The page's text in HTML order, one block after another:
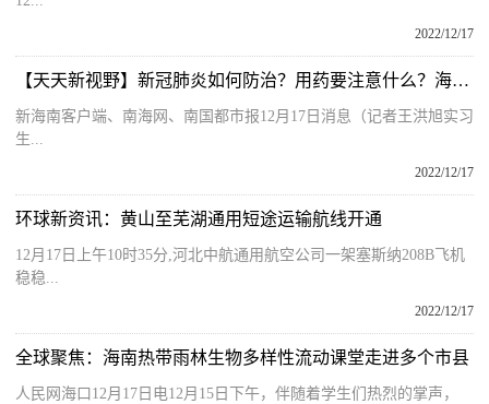
2022/12/17
【天天新视野】新冠肺炎如何防治？用药要注意什么？海南专家权威解答
新海南客户端、南海网、南国都市报12月17日消息（记者王洪旭实习
生...
2022/12/17
环球新资讯：黄山至芜湖通用短途运输航线开通
12月17日上午10时35分,河北中航通用航空公司一架塞斯纳208B飞机
稳稳...
2022/12/17
全球聚焦：海南热带雨林生物多样性流动课堂走进多个市县
人民网海口12月17日电12月15日下午，伴随着学生们热烈的掌声，